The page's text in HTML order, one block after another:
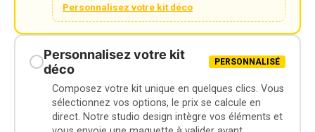
Personnalisez votre kit déco
Personnalisez votre kit
déco
PERSONNALISÉ
Composez votre kit unique en quelques clics. Vous
sélectionnez vos options, le prix se calcule en
direct. Notre studio design intègre vos éléments et